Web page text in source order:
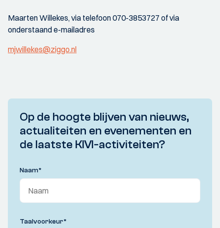
Maarten Willekes, via telefoon 070-3853727 of via
onderstaand e-mailadres
mjwillekes@ziggo.nl
Op de hoogte blijven van nieuws,
actualiteiten en evenementen en
de laatste KIVI-activiteiten?
Naam*
Taalvoorkeur*